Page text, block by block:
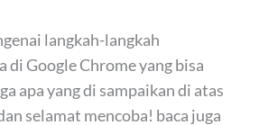
langkah-langkah
di Google Chrome yang bisa
apa yang di sampaikan di atas
selamat mencoba! baca juga